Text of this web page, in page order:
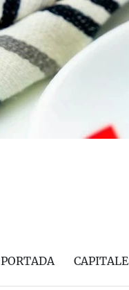
PORTADA